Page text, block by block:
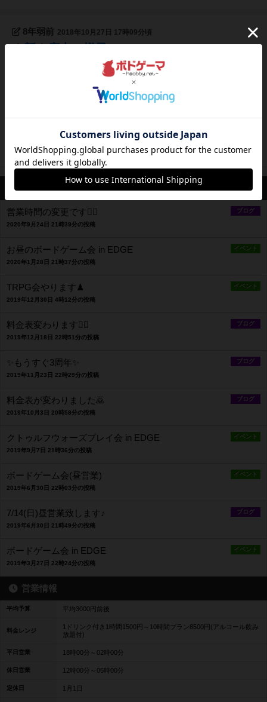
8年弱前 2018年10月27日 17時09分頃
☆新☆店内の様子
現在の店内の様子(席数とか)をご紹介します♪まずはテーブル
席♪奥に大人数で座れるテーブル席手前は2〜4人くらい座れ
るテーブル席の2卓です♪奥の席はマットを敷くのでテーブル
です。)そしてカウンター席(イスは1枚目の写真の感じに変わ
ってます！！...
522 ページビュー
ブログ
営業時間の変更です🙇‍♂️
2020年9月24日 21時39分の投稿
イベント
お昼のボードゲーム会 in EDGE
2020年1月28日 21時37分の投稿
イベント
TRPG会やります♟
2019年12月30日 4時12分の投稿
ブログ
料金表変わります🙇‍♂️
2019年12月18日 22時51分の投稿
ブログ
✨もうすぐ3周年✨
2019年11月23日 22時29分の投稿
ブログ
料金表が変わりました🙇
2019年10月3日 20時58分の投稿
イベント
クトゥルフウォーズプレイ会 in EDGE
2019年9月7日 21時36分の投稿
イベント
ボードゲーム会(昼営業)
2019年6月30日 22時03分の投稿
ブログ
7/14(日)昼営業致します♪
2019年6月30日 21時49分の投稿
イベント
ボードゲーム会 in EDGE
2019年3月27日 22時24分の投稿
営業情報
平均予算 平均3000円前後
料金レンジ
1ドリンク付き1時間1500円～10時間プラン8500円(アルコール飲み
放題付)
平日営業 18時00分～02時00分
休日営業 12時00分～05時00分
定休日 1月1日